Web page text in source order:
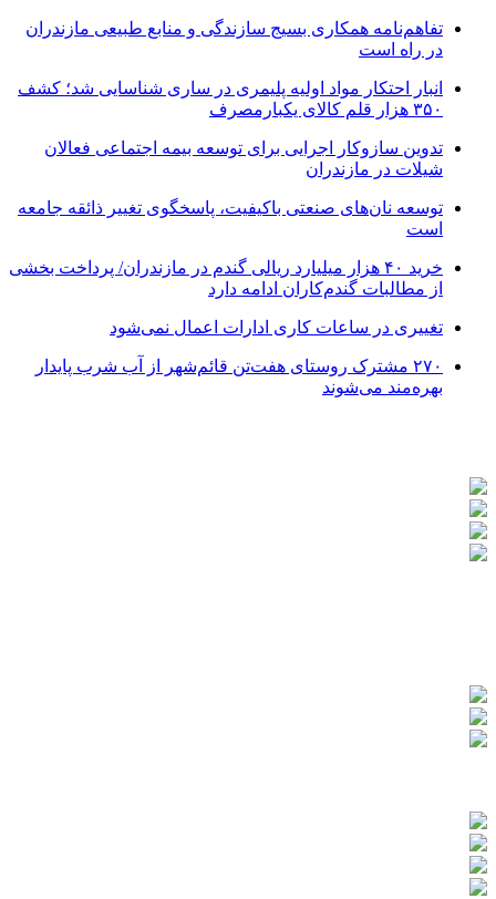
تفاهم‌نامه همکاری بسیج سازندگی و منابع طبیعی مازندران
در راه است
انبار احتکار مواد اولیه پلیمری در ساری شناسایی شد؛ کشف
۳۵۰ هزار قلم کالای یکبارمصرف
تدوین سازوکار اجرایی برای توسعه بیمه اجتماعی فعالان
شیلات در مازندران
توسعه نان‌های صنعتی باکیفیت، پاسخگوی تغییر ذائقه جامعه
است
خرید ۴۰ هزار میلیارد ریالی گندم در مازندران/ پرداخت بخشی
از مطالبات گندم‌کاران ادامه دارد
تغییری در ساعات کاری ادارات اعمال نمی‌شود
۲۷۰ مشترک روستای هفت‌تن قائم‌شهر از آب شرب پایدار
بهره‌مند می‌شوند